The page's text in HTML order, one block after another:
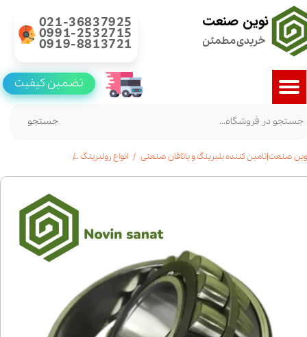
نوین صنعت
خریدی مطمئن
021-36837925
0991-2532715
0919-8813721
جستجو
تضمین کیفیت
صنعت|تامین کننده بلبرینگ و یاتاقان صنعتی انواع رولبرینگ